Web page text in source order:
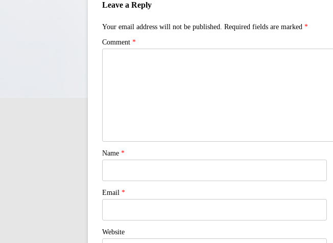
Leave a Reply
Your email address will not be published. Required fields are marked *
Comment *
Name *
Email *
Website